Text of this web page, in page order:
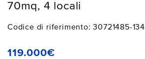
70mq, 4 locali
Codice di riferimento: 30721485-134
119.000€